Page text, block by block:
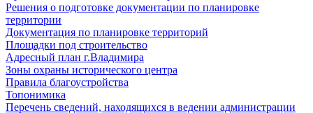
Решения о подготовке документации по планировке
территории
Документация по планировке территорий
Площадки под строительство
Адресный план г.Владимира
Зоны охраны исторического центра
Правила благоустройства
Топонимика
Перечень сведений, находящихся в ведении администрации